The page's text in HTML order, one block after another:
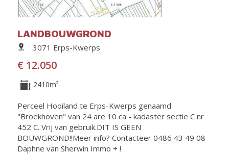
LANDBOUWGROND
3071 Erps-Kwerps
€ 12.050
2410m²
Perceel Hooiland te Erps-Kwerps genaamd
"Broekhoven" van 24 are 10 ca - kadaster sectie C nr
452 C. Vrij van gebruik.DIT IS GEEN
BOUWGROND!!Meer info? Contacteer 0486 43 49 08
Daphne van Sherwin Immo + !